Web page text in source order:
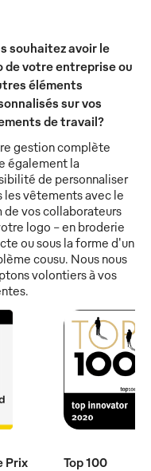
souhaitez avoir le
de votre entreprise ou
éléments
sur vos
de travail?
gestion complète
également la
de personnaliser
les vêtements avec le
de vos collaborateurs
logo - en broderie
ou sous la forme d'un
cousu. Nous nous
volontiers à vos
Prix
Top 100